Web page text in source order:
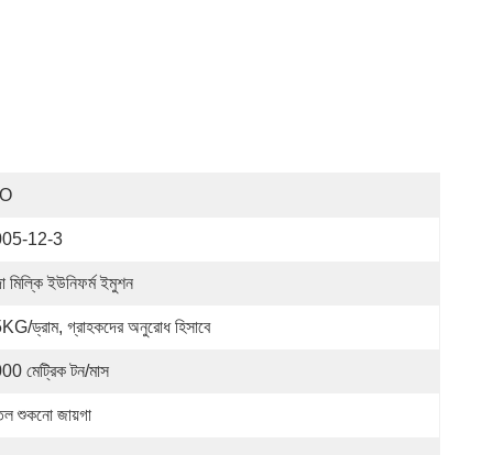
12-3
মিল্কি ইউনিফর্ম ইমুশন
ড্রাম, গ্রাহকদের অনুরোধ হিসাবে
মেট্রিক টন/মাস
শুকনো জায়গা